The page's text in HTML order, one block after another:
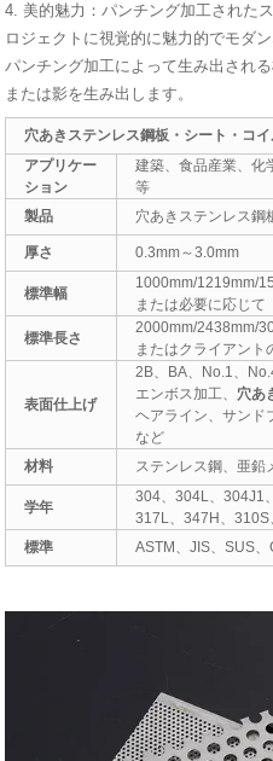
4. 美的魅力：パンチング加工された
ロジェクトに視覚的に魅力的でモダ
パンチング加工によって生み出され
または影を生み出します。
穴あきステンレス鋼板・シート・コ
アプリケー
ション
建築、食品産業、化
等
製品
穴あきステンレス鋼
厚さ 0.3mm～3.0mm
標準幅
1000mm/1219mm/
または必要に応じて
標準長さ
2000mm/2438mm/
またはクライアント
表面仕上げ
2B、BA、No.1、
エンボス加工、 穴あ
ヘアライン、サンド
など
材料
ステンレス鋼、亜鉛
学年
304、304L、304J1
317L、347H、
標準
ASTM、JIS、SUS